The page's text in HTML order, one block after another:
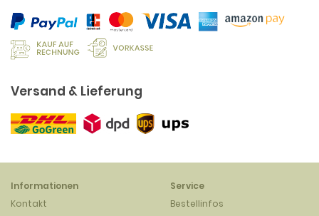
Versand & Lieferung
Informationen
Kontakt
Service
Bestellinfos